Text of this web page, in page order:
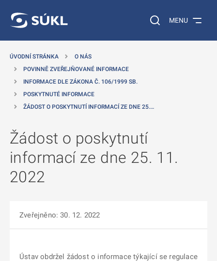
Vyhledávání na
MENU
ÚVODNÍ STRÁNKA
O NÁS
POVINNĚ ZVEŘEJŇOVANÉ INFORMACE
INFORMACE DLE ZÁKONA Č. 106/1999 SB.
POSKYTNUTÉ INFORMACE
ŽÁDOST O POSKYTNUTÍ INFORMACÍ ZE DNE 25.…
Žádost o poskytnutí
informací ze dne 25. 11.
2022
Zveřejněno: 30. 12. 2022
Ústav obdržel žádost o informace týkající se regulace